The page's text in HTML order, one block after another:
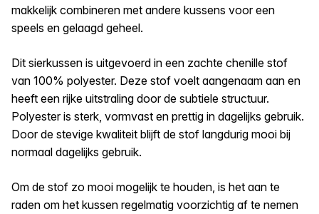
makkelijk combineren met andere kussens voor een
speels en gelaagd geheel.
Dit sierkussen is uitgevoerd in een zachte chenille stof
van 100% polyester. Deze stof voelt aangenaam aan en
heeft een rijke uitstraling door de subtiele structuur.
Polyester is sterk, vormvast en prettig in dagelijks gebruik.
Door de stevige kwaliteit blijft de stof langdurig mooi bij
normaal dagelijks gebruik.
Om de stof zo mooi mogelijk te houden, is het aan te
raden om het kussen regelmatig voorzichtig af te nemen